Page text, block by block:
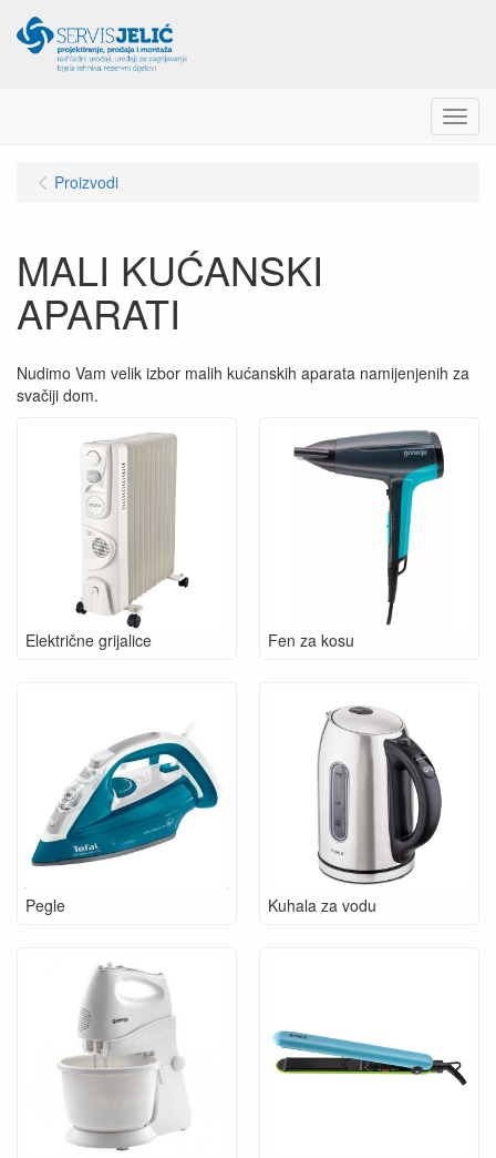
Menu
Proizvodi
MALI KUĆANSKI
APARATI
Nudimo Vam velik izbor malih kućanskih aparata namijenjenih za
svačiji dom.
Električne grijalice Fen za kosu
Pegle Kuhala za vodu